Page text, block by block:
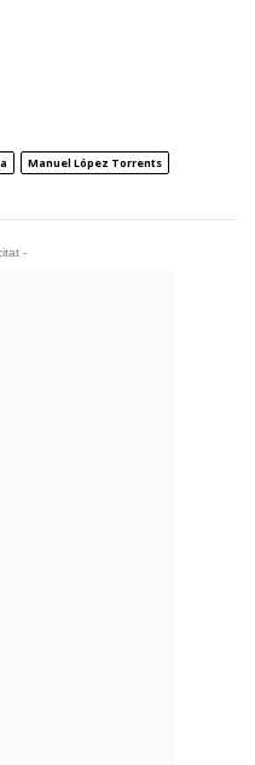
Manuel López Torrents
-